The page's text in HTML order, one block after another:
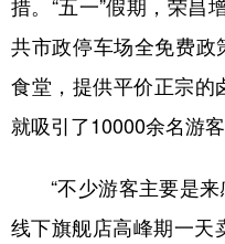
措。“五一”假期，荣昌
共市政停车场全免费政
食堂，提供平价正宗的
就吸引了10000余名游客
“不少游客主要是来
线下旗舰店高峰期一天